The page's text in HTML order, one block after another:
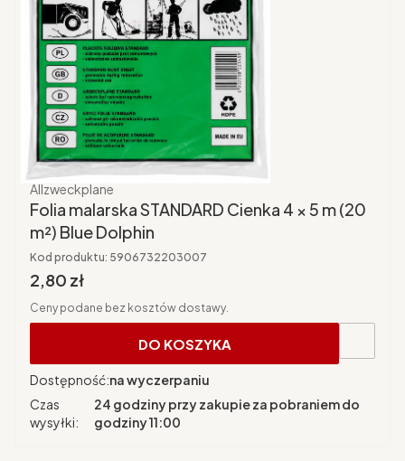
Producent
Allzweckplane
Folia malarska STANDARD Cienka 4 × 5 m (20
m²) Blue Dolphin
Kod produktu: 5906732203007
Cena brutto
2,80 zł
Ceny podane bez kosztów dostawy.
DO KOSZYKA
Dostępność:na wyczerpaniu
Czas
wysyłki:
24 godziny przy zakupie za pobraniem do
godziny 11:00